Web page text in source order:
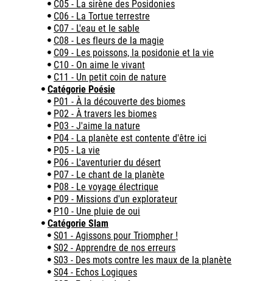
C05 - La sirène des Posidonies
C06 - La Tortue terrestre
C07 - L'eau et le sable
C08 - Les fleurs de la magie
C09 - Les poissons, la posidonie et la vie
C10 - On aime le vivant
C11 - Un petit coin de nature
Catégorie Poésie
P01 - À la découverte des biomes
P02 - À travers les biomes
P03 - J'aime la nature
P04 - La planète est contente d'être ici
P05 - La vie
P06 - L'aventurier du désert
P07 - Le chant de la planète
P08 - Le voyage électrique
P09 - Missions d'un explorateur
P10 - Une pluie de oui
Catégorie Slam
S01 - Agissons pour Triompher !
S02 - Apprendre de nos erreurs
S03 - Des mots contre les maux de la planète
S04 - Echos Logiques